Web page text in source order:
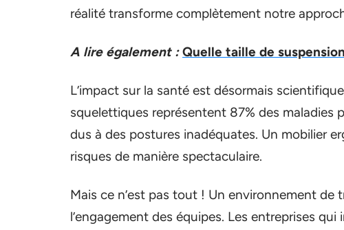
réalité transforme complètement notre
A lire également : Quelle taille de
L’impact sur la santé est désormais
squelettiques représentent 87% des maladies
dus à des postures inadéquates. Un mobilier
risques de manière spectaculaire.
Mais ce n’est pas tout ! Un environnement
l’engagement des équipes. Les entreprises